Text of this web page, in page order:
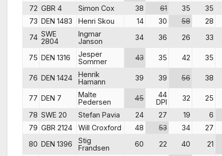
72 GBR 4 Simon Cox 38 61 35
35
73 DEN 1483 Henri Skou 14 30 58
28
74 SWE
2804
Ingmar
Janson
34 36 26 33
75 DEN 1316
Jesper
Sommer
43 35 42 35
76 DEN 1424
Henrik
Hamann
39 39 56 38
77 DEN 7
Malte
Pedersen
45
44
DPI
32
25
78 SWE 20 Stefan Pavia 24 27 19
6
79 GBR 2124 Will Croxford 48 53 34
27
80 DEN 1396
Stig
Frandsen
60 22 40 21